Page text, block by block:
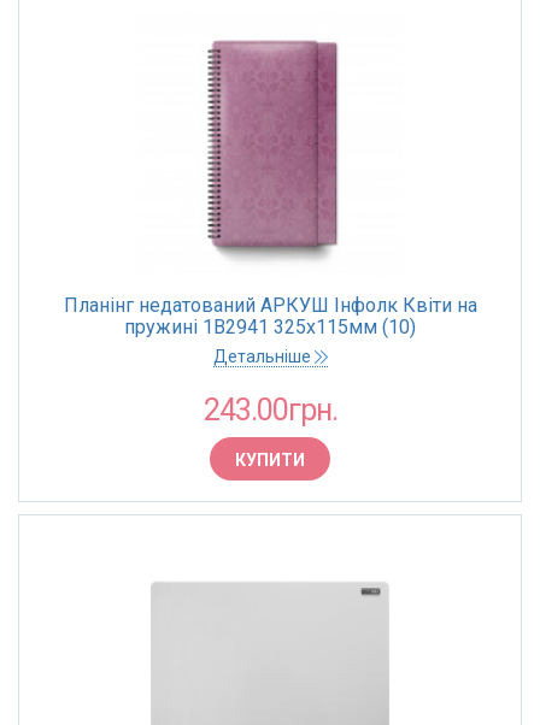
КІЛЬКІСТЬ СТОРІНОК
ЩІЛЬНІСТЬ, Г/М2
КРАЇНА ПОХОДЖЕННЯ
Планінг недатований АРКУШ Інфолк Квіти на
пружині 1В2941 325х115мм (10)
Детальніше
243.00грн.
КУПИТИ